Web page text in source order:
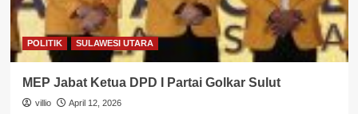
POLITIK SULAWESI UTARA
MEP Jabat Ketua DPD I Partai Golkar Sulut
villio April 12, 2026